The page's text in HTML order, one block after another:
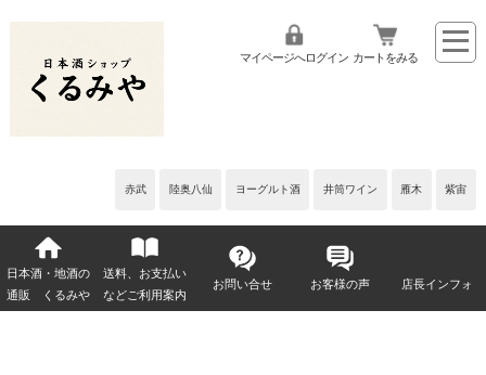
赤武 陸奥八仙 ヨーグルト酒 井筒ワイン 雁木 紫宙
マイページへログイン カートをみる
日本酒・地酒の
通販 くるみや
送料、お支払い
などご利用案内
お問い合せ お客様の声 店長インフォ